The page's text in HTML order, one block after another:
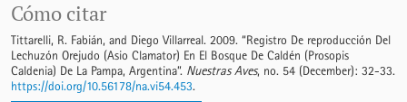
Cómo citar
Tittarelli, R. Fabián, and Diego Villarreal. 2009. “Registro De reproducción Del
Lechuzón Orejudo (Asio Clamator) En El Bosque De Caldén (Prosopis
Caldenia) De La Pampa, Argentina”. Nuestras Aves, no. 54 (December): 32-33.
https://doi.org/10.56178/na.vi54.453.